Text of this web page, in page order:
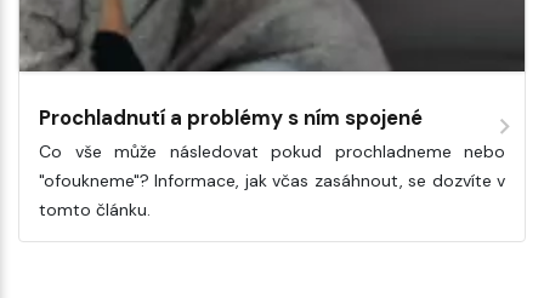
Prochladnutí a problémy s ním spojené
Co vše může následovat pokud prochladneme nebo
"ofoukneme"? Informace, jak včas zasáhnout, se dozvíte v
tomto článku.